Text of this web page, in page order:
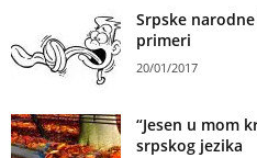
Srpske
primeri
20/01/2017
“Jesen u mom
srpskog jezika